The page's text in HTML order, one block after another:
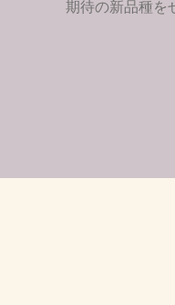
期待の新品種を